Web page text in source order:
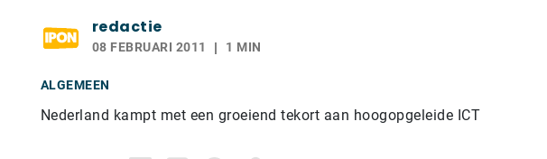
redactie
08 FEBRUARI 2011 1 MIN
ALGEMEEN
Nederland kampt met een groeiend tekort aan hoogopgeleide ICT